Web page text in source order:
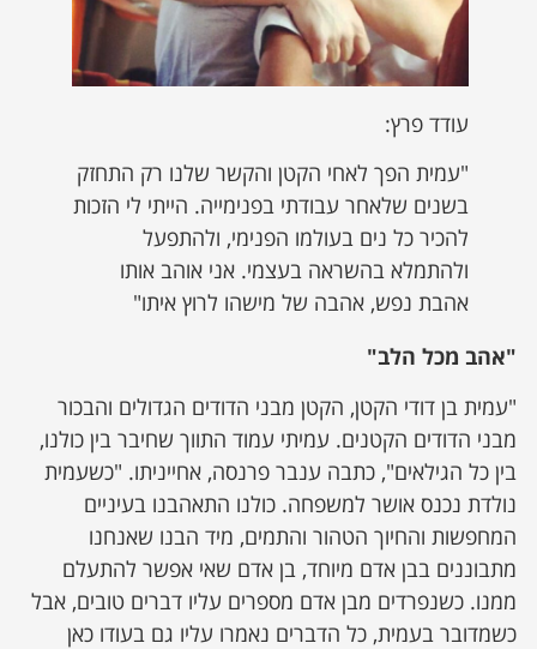
עודד פרץ:
"עמית הפך לאחי הקטן והקשר שלנו רק התחזק
בשנים שלאחר עבודתי בפנימייה. הייתי לי הזכות
להכיר כל נים בעולמו הפנימי, ולהתפעל
ולהתמלא בהשראה בעצמי. אני אוהב אותו
אהבת נפש, אהבה של מישהו לרוץ איתו"
"אהב מכל הלב"
"עמית בן דודי הקטן, הקטן מבני הדודים הגדולים והבכור
מבני הדודים הקטנים. עמיתי עמוד התווך שחיבר בין כולנו,
בין כל הגילאים", כתבה ענבר פרנסה, אחייניתו. "כשעמית
נולדת נכנס אושר למשפחה. כולנו התאהבנו בעיניים
המחפשות והחיוך הטהור והתמים, מיד הבנו שאנחנו
מתבוננים בבן אדם מיוחד, בן אדם שאי אפשר להתעלם
ממנו. כשנפרדים מבן אדם מספרים עליו דברים טובים, אבל
כשמדובר בעמית, כל הדברים נאמרו עליו גם בעודו כאן